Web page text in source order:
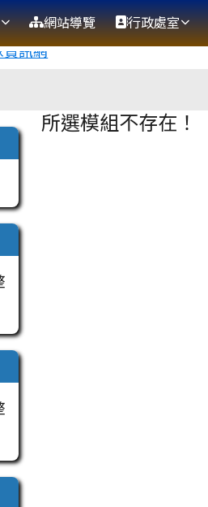
球資訊網
網站導覽 行政處室
主內容區域
所選模組不存在！